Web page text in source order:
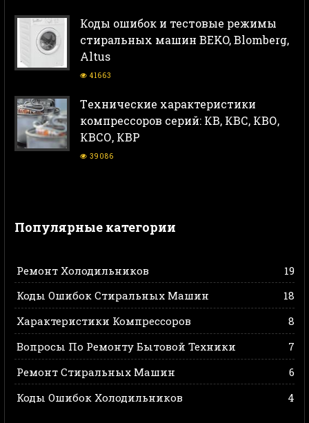
Коды ошибок и тестовые режимы
стиральных машин BEKO, Blomberg,
Altus
41663
Тeхнические характеристики
компрессоров серий: КВ, КВС, КВО,
КВСО, КВР
39086
Популярные категории
Ремонт Холодильников
19
Коды Ошибок Стиральных Машин
18
Характеристики Компрессоров
8
Вопросы По Ремонту Бытовой Техники
7
Ремонт Стиральных Машин
6
Коды Ошибок Холодильников
4